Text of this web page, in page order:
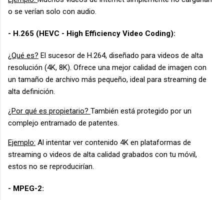
o se verían solo con audio.
- H.265 (HEVC - High Efficiency Video Coding):
¿Qué es? El sucesor de H.264, diseñado para videos de alta
resolución (4K, 8K). Ofrece una mejor calidad de imagen con
un tamaño de archivo más pequeño, ideal para streaming de
alta definición.
¿Por qué es propietario? También está protegido por un
complejo entramado de patentes.
Ejemplo: Al intentar ver contenido 4K en plataformas de
streaming o videos de alta calidad grabados con tu móvil,
estos no se reproducirían.
- MPEG-2: